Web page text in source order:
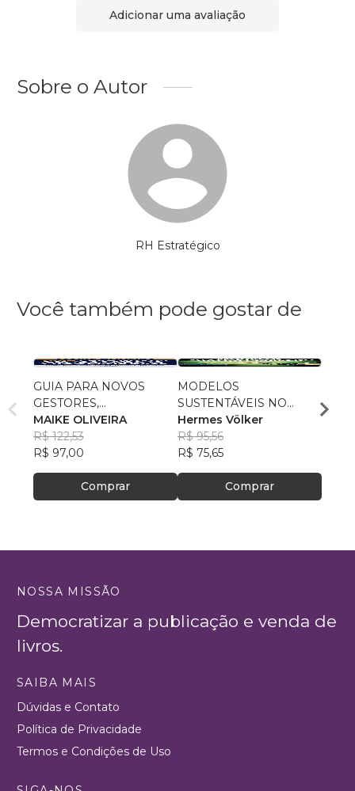
Adicionar uma avaliação
Sobre o Autor
RH Estratégico
Você também pode gostar de
GUIA PARA NOVOS
GESTORES,
SECRETÁRIOS,
CONTROLADORES E
PROCURADORES
MAIKE OLIVEIRA
R$ 122,53
R$ 97,00
Comprar
MODELOS
SUSTENTÁVEIS NO
SETOR PÚBLICO
Hermes Völker
R$ 95,56
R$ 75,65
Comprar
NOSSA MISSÃO
Democratizar a publicação e venda de
livros.
SAIBA MAIS
Dúvidas e Contato
Política de Privacidade
Termos e Condições de Uso